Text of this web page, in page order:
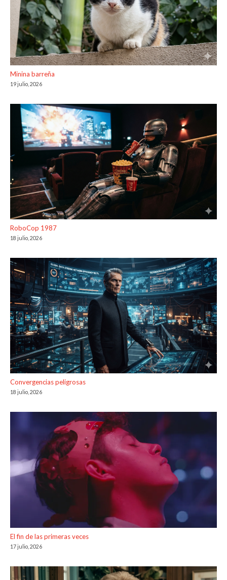
Minina barreña
19 julio, 2026
RoboCop 1987
18 julio, 2026
Convergencias peligrosas
18 julio, 2026
El fin de las primeras veces
17 julio, 2026